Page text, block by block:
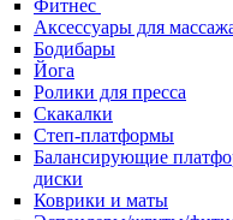
Фитнес
Аксессуары для
Бодибары
Йога
Ролики для пресса
Скакалки
Степ-платформы
Балансирующие
диски
Коврики и маты